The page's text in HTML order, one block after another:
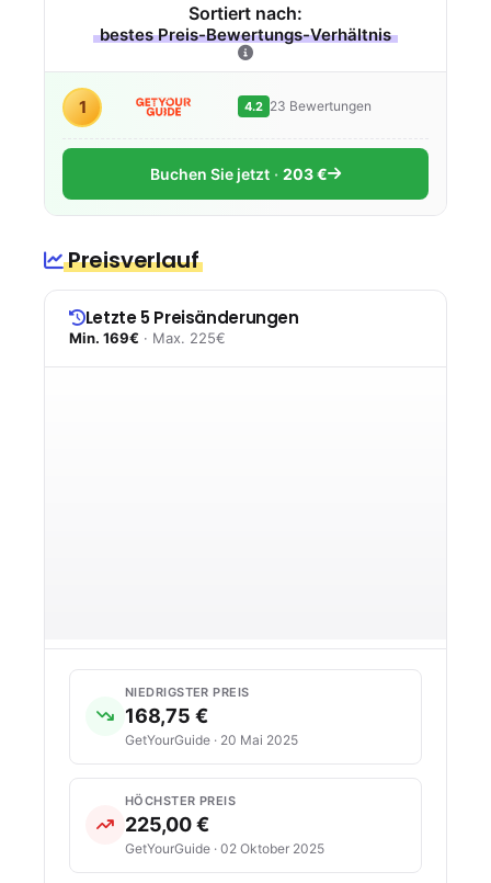
Sortiert nach:
bestes Preis-Bewertungs-Verhältnis
1 4.2 23 Bewertungen
Buchen Sie jetzt 203 €
Preisverlauf
Letzte 5 Preisänderungen
Min. 169€ · Max. 225€
NIEDRIGSTER PREIS
168,75 €
GetYourGuide · 20 Mai 2025
HÖCHSTER PREIS
225,00 €
GetYourGuide · 02 Oktober 2025